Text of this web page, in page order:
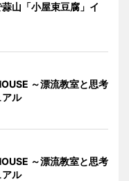
山「小屋束豆腐」イ
～漂流教室と思考
ル
～漂流教室と思考
ル